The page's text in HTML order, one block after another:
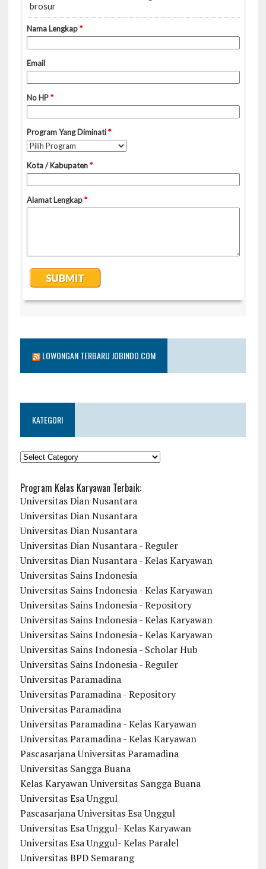
LOWONGAN TERBARU JOBINDO.COM
KATEGORI
KATEGORI
Program Kelas Karyawan Terbaik:
Universitas Dian Nusantara
Universitas Dian Nusantara
Universitas Dian Nusantara
Universitas Dian Nusantara - Reguler
Universitas Dian Nusantara - Kelas Karyawan
Universitas Sains Indonesia
Universitas Sains Indonesia - Kelas Karyawan
Universitas Sains Indonesia - Repository
Universitas Sains Indonesia - Kelas Karyawan
Universitas Sains Indonesia - Kelas Karyawan
Universitas Sains Indonesia - Scholar Hub
Universitas Sains Indonesia - Reguler
Universitas Paramadina
Universitas Paramadina - Repository
Universitas Paramadina
Universitas Paramadina - Kelas Karyawan
Universitas Paramadina - Kelas Karyawan
Pascasarjana Universitas Paramadina
Universitas Sangga Buana
Kelas Karyawan Universitas Sangga Buana
Universitas Esa Unggul
Pascasarjana Universitas Esa Unggul
Universitas Esa Unggul- Kelas Karyawan
Universitas Esa Unggul- Kelas Paralel
Universitas BPD Semarang